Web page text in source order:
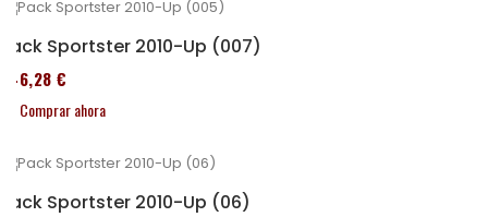
Pack Sportster 2010-Up (007)
246,28 €
Comprar ahora
Pack Sportster 2010-Up (06)